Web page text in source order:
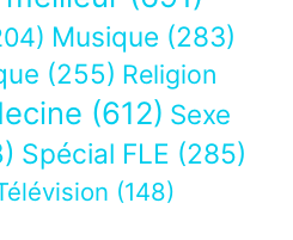
Musique (283)
(255) Religion
(612) Sexe
Spécial FLE (285)
(148)